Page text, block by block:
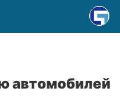
автомобилей